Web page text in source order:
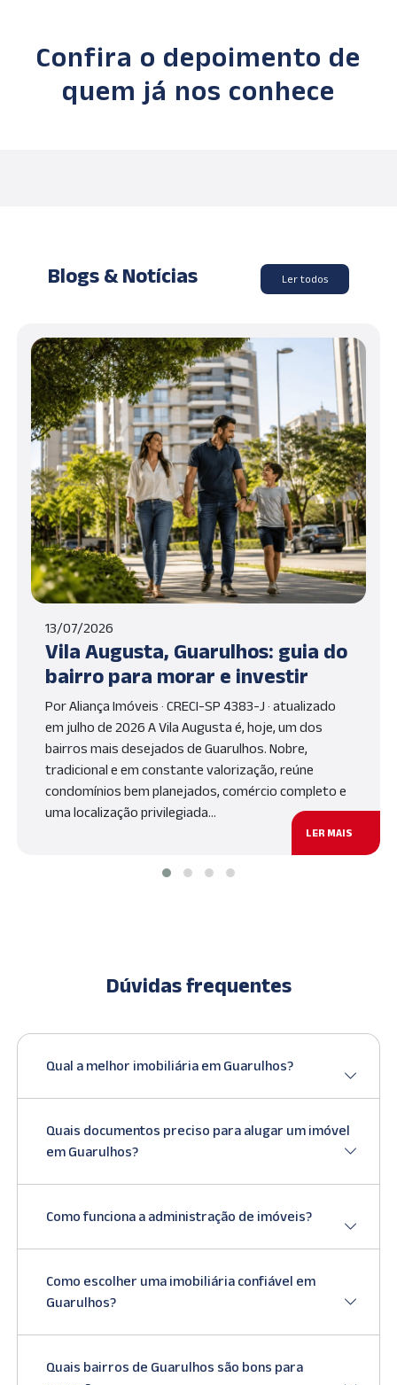
Confira o depoimento de
quem já nos conhece
Blogs & Notícias Ler todos
13/07/2026
Vila Augusta, Guarulhos: guia do
bairro para morar e investir
Por Aliança Imóveis · CRECI-SP 4383-J · atualizado
em julho de 2026 A Vila Augusta é, hoje, um dos
bairros mais desejados de Guarulhos. Nobre,
tradicional e em constante valorização, reúne
condomínios bem planejados, comércio completo e
uma localização privilegiada…
LER MAIS
Dúvidas frequentes
Qual a melhor imobiliária em Guarulhos?
Quais documentos preciso para alugar um imóvel
em Guarulhos?
Como funciona a administração de imóveis?
Como escolher uma imobiliária confiável em
Guarulhos?
Quais bairros de Guarulhos são bons para